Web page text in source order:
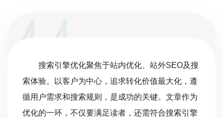
搜索引擎优化聚焦于站内优化、站外SEO及搜
索体验。以客户为中心，追求转化价值最大化，遵
循用户需求和搜索规则，是成功的关键。文章作为
优化的一环，不仅要满足读者，还需符合搜索引擎